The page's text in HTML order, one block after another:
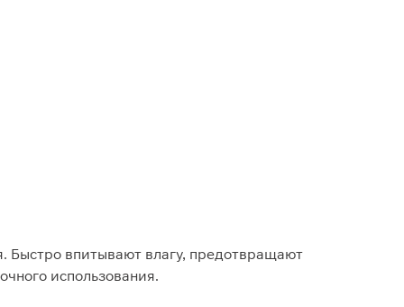
Быстро впитывают влагу, предотвращают
использования.